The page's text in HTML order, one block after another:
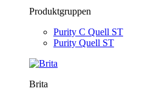
Produktgruppen
Purity C Quell ST
Purity Quell ST
Brita